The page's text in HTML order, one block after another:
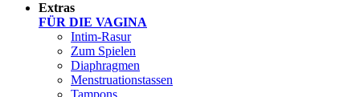
Extras
FÜR DIE VAGINA
Intim-Rasur
Zum Spielen
Diaphragmen
Menstruationstassen
Tampons